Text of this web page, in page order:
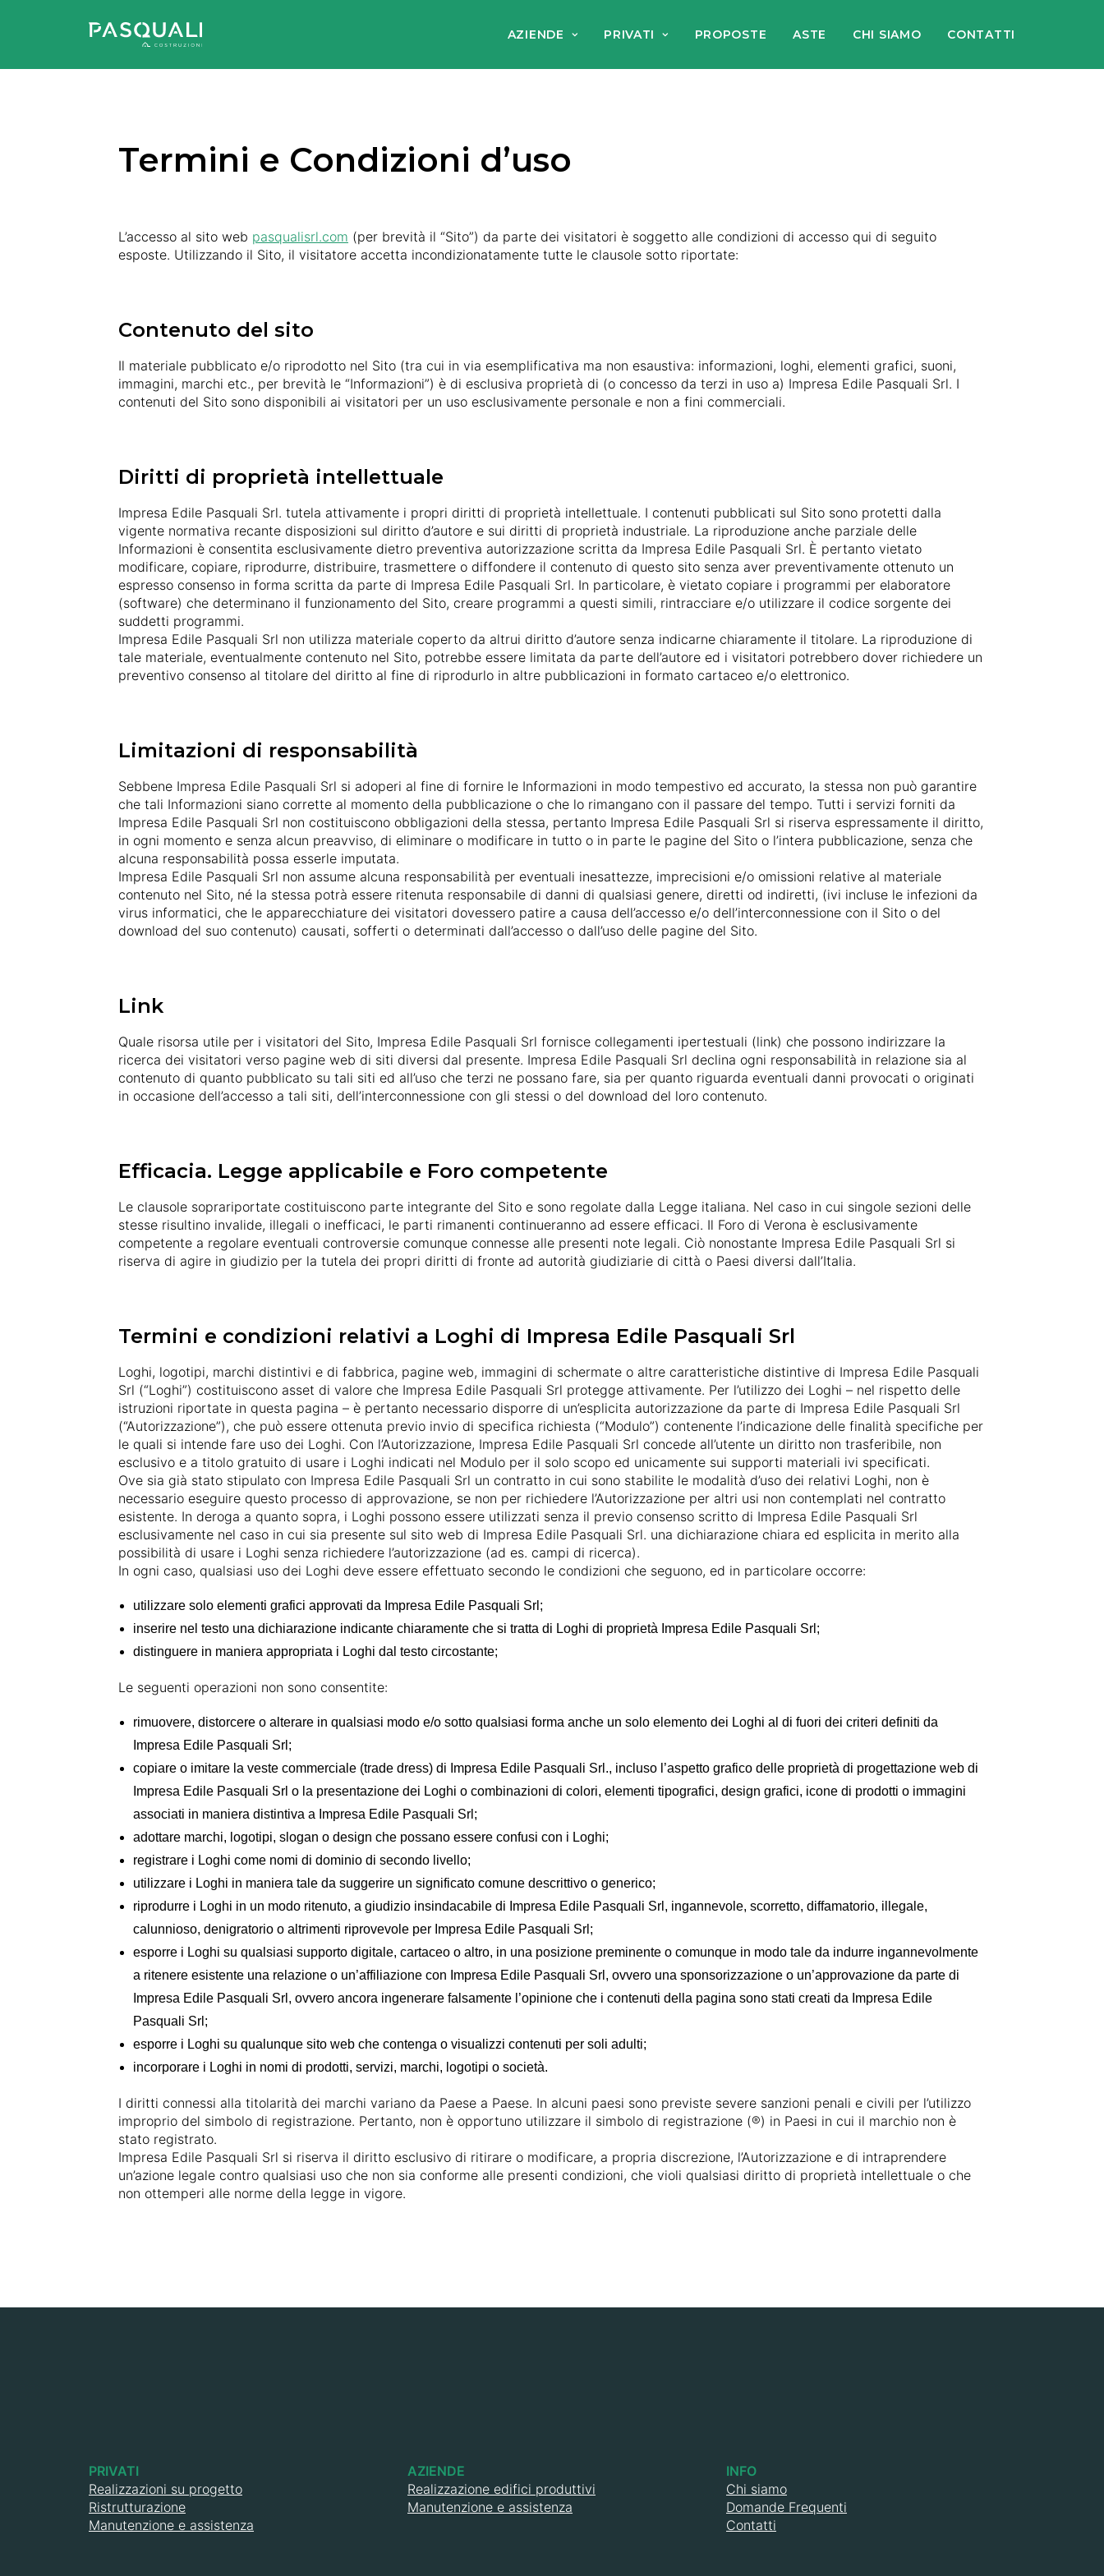
AZIENDE PRIVATI PROPOSTE ASTE CHI SIAMO CONTATTI
Termini e Condizioni d’uso
L’accesso al sito web pasqualisrl.com (per brevità il “Sito”) da parte dei visitatori è soggetto alle condizioni di accesso qui di seguito
esposte. Utilizzando il Sito, il visitatore accetta incondizionatamente tutte le clausole sotto riportate:
Contenuto del sito
Il materiale pubblicato e/o riprodotto nel Sito (tra cui in via esemplificativa ma non esaustiva: informazioni, loghi, elementi grafici, suoni,
immagini, marchi etc., per brevità le “Informazioni”) è di esclusiva proprietà di (o concesso da terzi in uso a) Impresa Edile Pasquali Srl. I
contenuti del Sito sono disponibili ai visitatori per un uso esclusivamente personale e non a fini commerciali.
Diritti di proprietà intellettuale
Impresa Edile Pasquali Srl. tutela attivamente i propri diritti di proprietà intellettuale. I contenuti pubblicati sul Sito sono protetti dalla
vigente normativa recante disposizioni sul diritto d’autore e sui diritti di proprietà industriale. La riproduzione anche parziale delle
Informazioni è consentita esclusivamente dietro preventiva autorizzazione scritta da Impresa Edile Pasquali Srl. È pertanto vietato
modificare, copiare, riprodurre, distribuire, trasmettere o diffondere il contenuto di questo sito senza aver preventivamente ottenuto un
espresso consenso in forma scritta da parte di Impresa Edile Pasquali Srl. In particolare, è vietato copiare i programmi per elaboratore
(software) che determinano il funzionamento del Sito, creare programmi a questi simili, rintracciare e/o utilizzare il codice sorgente dei
suddetti programmi.
Impresa Edile Pasquali Srl non utilizza materiale coperto da altrui diritto d’autore senza indicarne chiaramente il titolare. La riproduzione di
tale materiale, eventualmente contenuto nel Sito, potrebbe essere limitata da parte dell’autore ed i visitatori potrebbero dover richiedere un
preventivo consenso al titolare del diritto al fine di riprodurlo in altre pubblicazioni in formato cartaceo e/o elettronico.
Limitazioni di responsabilità
Sebbene Impresa Edile Pasquali Srl si adoperi al fine di fornire le Informazioni in modo tempestivo ed accurato, la stessa non può garantire
che tali Informazioni siano corrette al momento della pubblicazione o che lo rimangano con il passare del tempo. Tutti i servizi forniti da
Impresa Edile Pasquali Srl non costituiscono obbligazioni della stessa, pertanto Impresa Edile Pasquali Srl si riserva espressamente il diritto,
in ogni momento e senza alcun preavviso, di eliminare o modificare in tutto o in parte le pagine del Sito o l’intera pubblicazione, senza che
alcuna responsabilità possa esserle imputata.
Impresa Edile Pasquali Srl non assume alcuna responsabilità per eventuali inesattezze, imprecisioni e/o omissioni relative al materiale
contenuto nel Sito, né la stessa potrà essere ritenuta responsabile di danni di qualsiasi genere, diretti od indiretti, (ivi incluse le infezioni da
virus informatici, che le apparecchiature dei visitatori dovessero patire a causa dell’accesso e/o dell’interconnessione con il Sito o del
download del suo contenuto) causati, sofferti o determinati dall’accesso o dall’uso delle pagine del Sito.
Link
Quale risorsa utile per i visitatori del Sito, Impresa Edile Pasquali Srl fornisce collegamenti ipertestuali (link) che possono indirizzare la
ricerca dei visitatori verso pagine web di siti diversi dal presente. Impresa Edile Pasquali Srl declina ogni responsabilità in relazione sia al
contenuto di quanto pubblicato su tali siti ed all’uso che terzi ne possano fare, sia per quanto riguarda eventuali danni provocati o originati
in occasione dell’accesso a tali siti, dell’interconnessione con gli stessi o del download del loro contenuto.
Efficacia. Legge applicabile e Foro competente
Le clausole soprariportate costituiscono parte integrante del Sito e sono regolate dalla Legge italiana. Nel caso in cui singole sezioni delle
stesse risultino invalide, illegali o inefficaci, le parti rimanenti continueranno ad essere efficaci. Il Foro di Verona è esclusivamente
competente a regolare eventuali controversie comunque connesse alle presenti note legali. Ciò nonostante Impresa Edile Pasquali Srl si
riserva di agire in giudizio per la tutela dei propri diritti di fronte ad autorità giudiziarie di città o Paesi diversi dall’Italia.
Termini e condizioni relativi a Loghi di Impresa Edile Pasquali Srl
Loghi, logotipi, marchi distintivi e di fabbrica, pagine web, immagini di schermate o altre caratteristiche distintive di Impresa Edile Pasquali
Srl (“Loghi”) costituiscono asset di valore che Impresa Edile Pasquali Srl protegge attivamente. Per l’utilizzo dei Loghi – nel rispetto delle
istruzioni riportate in questa pagina – è pertanto necessario disporre di un’esplicita autorizzazione da parte di Impresa Edile Pasquali Srl
(“Autorizzazione”), che può essere ottenuta previo invio di specifica richiesta (“Modulo”) contenente l’indicazione delle finalità specifiche per
le quali si intende fare uso dei Loghi. Con l’Autorizzazione, Impresa Edile Pasquali Srl concede all’utente un diritto non trasferibile, non
esclusivo e a titolo gratuito di usare i Loghi indicati nel Modulo per il solo scopo ed unicamente sui supporti materiali ivi specificati.
Ove sia già stato stipulato con Impresa Edile Pasquali Srl un contratto in cui sono stabilite le modalità d’uso dei relativi Loghi, non è
necessario eseguire questo processo di approvazione, se non per richiedere l’Autorizzazione per altri usi non contemplati nel contratto
esistente. In deroga a quanto sopra, i Loghi possono essere utilizzati senza il previo consenso scritto di Impresa Edile Pasquali Srl
esclusivamente nel caso in cui sia presente sul sito web di Impresa Edile Pasquali Srl. una dichiarazione chiara ed esplicita in merito alla
possibilità di usare i Loghi senza richiedere l’autorizzazione (ad es. campi di ricerca).
In ogni caso, qualsiasi uso dei Loghi deve essere effettuato secondo le condizioni che seguono, ed in particolare occorre:
utilizzare solo elementi grafici approvati da Impresa Edile Pasquali Srl;
inserire nel testo una dichiarazione indicante chiaramente che si tratta di Loghi di proprietà Impresa Edile Pasquali Srl;
distinguere in maniera appropriata i Loghi dal testo circostante;
Le seguenti operazioni non sono consentite:
rimuovere, distorcere o alterare in qualsiasi modo e/o sotto qualsiasi forma anche un solo elemento dei Loghi al di fuori dei criteri definiti da
Impresa Edile Pasquali Srl;
copiare o imitare la veste commerciale (trade dress) di Impresa Edile Pasquali Srl., incluso l’aspetto grafico delle proprietà di progettazione web di
Impresa Edile Pasquali Srl o la presentazione dei Loghi o combinazioni di colori, elementi tipografici, design grafici, icone di prodotti o immagini
associati in maniera distintiva a Impresa Edile Pasquali Srl;
adottare marchi, logotipi, slogan o design che possano essere confusi con i Loghi;
registrare i Loghi come nomi di dominio di secondo livello;
utilizzare i Loghi in maniera tale da suggerire un significato comune descrittivo o generico;
riprodurre i Loghi in un modo ritenuto, a giudizio insindacabile di Impresa Edile Pasquali Srl, ingannevole, scorretto, diffamatorio, illegale,
calunnioso, denigratorio o altrimenti riprovevole per Impresa Edile Pasquali Srl;
esporre i Loghi su qualsiasi supporto digitale, cartaceo o altro, in una posizione preminente o comunque in modo tale da indurre ingannevolmente
a ritenere esistente una relazione o un’affiliazione con Impresa Edile Pasquali Srl, ovvero una sponsorizzazione o un’approvazione da parte di
Impresa Edile Pasquali Srl, ovvero ancora ingenerare falsamente l’opinione che i contenuti della pagina sono stati creati da Impresa Edile
Pasquali Srl;
esporre i Loghi su qualunque sito web che contenga o visualizzi contenuti per soli adulti;
incorporare i Loghi in nomi di prodotti, servizi, marchi, logotipi o società.
I diritti connessi alla titolarità dei marchi variano da Paese a Paese. In alcuni paesi sono previste severe sanzioni penali e civili per l’utilizzo
improprio del simbolo di registrazione. Pertanto, non è opportuno utilizzare il simbolo di registrazione (®) in Paesi in cui il marchio non è
stato registrato.
Impresa Edile Pasquali Srl si riserva il diritto esclusivo di ritirare o modificare, a propria discrezione, l’Autorizzazione e di intraprendere
un’azione legale contro qualsiasi uso che non sia conforme alle presenti condizioni, che violi qualsiasi diritto di proprietà intellettuale o che
non ottemperi alle norme della legge in vigore.
PRIVATI
Realizzazioni su progetto
Ristrutturazione
Manutenzione e assistenza
AZIENDE
Realizzazione edifici produttivi
Manutenzione e assistenza
INFO
Chi siamo
Domande Frequenti
Contatti